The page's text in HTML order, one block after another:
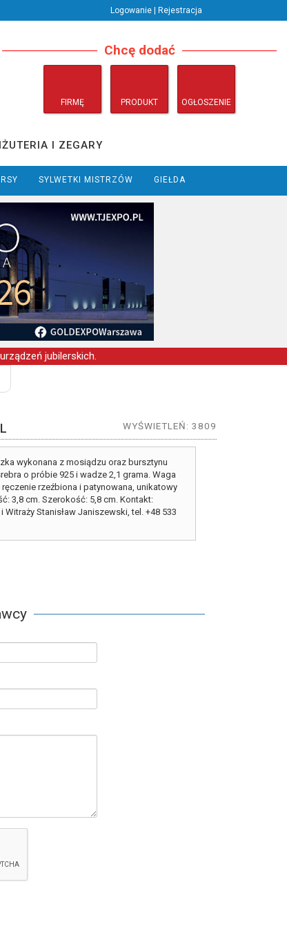
Logowanie | Rejestracja
Chcę dodać
FIRMĘ PRODUKT OGŁOSZENIE
I ZEGARY
SYLWETKI MISTRZÓW GIEŁDA
jubilerskich.
WYŚWIETLEŃ: 3809
wykonana z mosiądzu oraz bursztynu
o próbie 925 i wadze 2,1 grama. Waga
rzeźbiona i patynowana, unikatowy
3,8 cm. Szerokość: 5,8 cm. Kontakt:
Stanisław Janiszewski, tel. +48 533